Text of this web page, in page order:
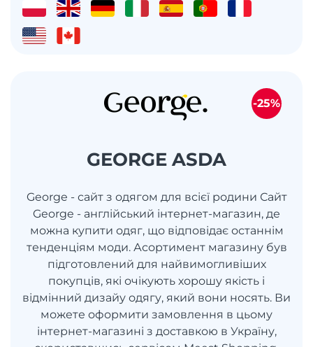
GEORGE ASDA
George - сайт з одягом для всієї родини Сайт
George - англійський інтернет-магазин, де
можна купити одяг, що відповідає останнім
тенденціям моди. Асортимент магазину був
підготовлений для найвимогливіших
покупців, які очікують хорошу якість і
відмінний дизайу одягу, який вони носять. Ви
можете оформити замовлення в цьому
інтернет-магазині з доставкою в Україну,
-25%